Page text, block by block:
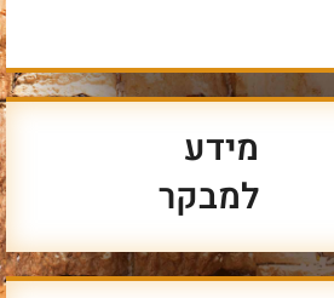
מידע
למבקר